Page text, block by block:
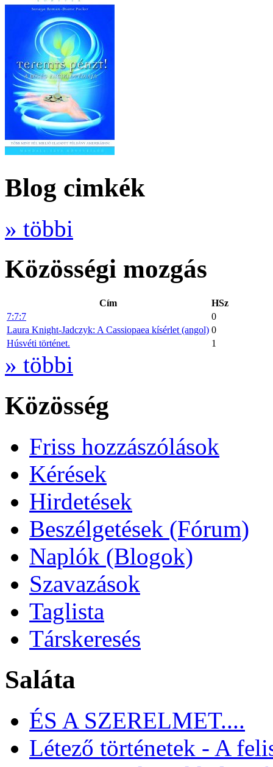
Blog cimkék
» többi
Közösségi mozgás
Cím
HSz
7:7:7
0
Laura Knight-Jadczyk: A Cassiopaea kísérlet (angol) 0
Húsvéti történet.
1
» többi
Közösség
Friss hozzászólások
Kérések
Hirdetések
Beszélgetések (Fórum)
Naplók (Blogok)
Szavazások
Taglista
Társkeresés
Saláta
ÉS A SZERELMET....
Létező történetek - A